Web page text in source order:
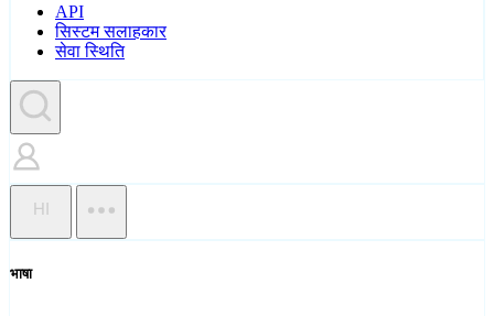
API
सिस्टम सलाहकार
सेवा स्थिति
HI
भाषा